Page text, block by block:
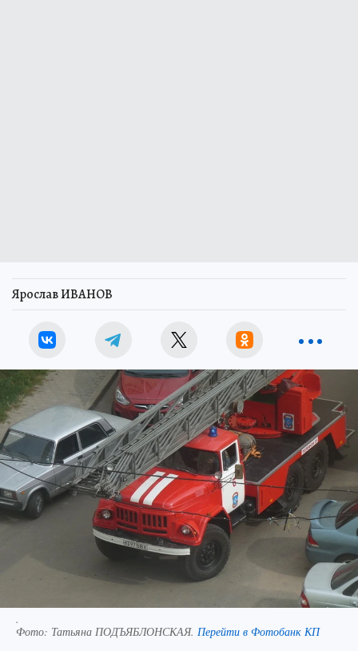
Ярослав ИВАНОВ
.
Фото: Татьяна ПОДЪЯБЛОНСКАЯ. Перейти в Фотобанк КП